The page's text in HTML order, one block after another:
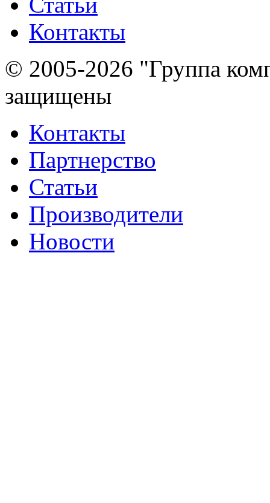
Контакты
© 2005-2026 "Группа
защищены
Контакты
Партнерство
Статьи
Производители
Новости